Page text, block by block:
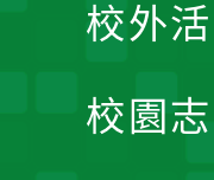
校外
校園